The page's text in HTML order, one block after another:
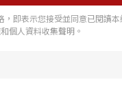
，即表示您接受並同意已閱讀
個人資料收集聲明。